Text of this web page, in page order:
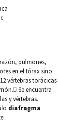
pulmones,
en el tórax sino
vértebras torácicas
Se encuentra
y vértebras.
diafragma